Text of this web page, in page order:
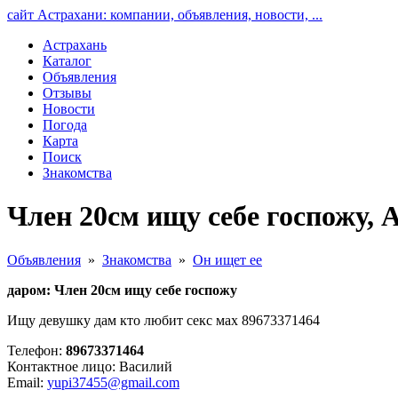
сайт Астрахани: компании, объявления, новости, ...
Астрахань
Каталог
Объявления
Отзывы
Новости
Погода
Карта
Поиск
Знакомства
Член 20см ищу себе госпожу,
Объявления » Знакомства » Он ищет ее
даром: Член 20см ищу себе госпожу
Ищу девушку дам кто любит секс мах 89673371464
Телефон: 89673371464
Контактное лицо: Василий
Email: yupi37455@gmail.com